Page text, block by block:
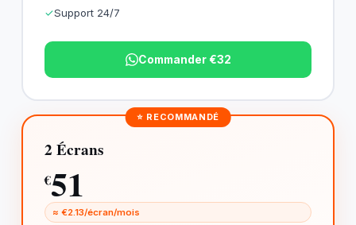
✓Support 24/7
Commander €32
⭐ RECOMMANDÉ
2 Écrans
€51
≈ €2.13/écran/mois